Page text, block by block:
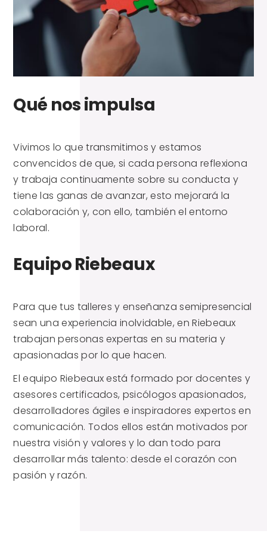
Qué nos impulsa
Vivimos lo que transmitimos y estamos
convencidos de que, si cada persona reflexiona
y trabaja continuamente sobre su conducta y
tiene las ganas de avanzar, esto mejorará la
colaboración y, con ello, también el entorno
laboral.
Equipo Riebeaux
Para que tus talleres y enseñanza semipresencial
sean una experiencia inolvidable, en Riebeaux
trabajan personas expertas en su materia y
apasionadas por lo que hacen.
El equipo Riebeaux está formado por docentes y
asesores certificados, psicólogos apasionados,
desarrolladores ágiles e inspiradores expertos en
comunicación. Todos ellos están motivados por
nuestra visión y valores y lo dan todo para
desarrollar más talento: desde el corazón con
pasión y razón.